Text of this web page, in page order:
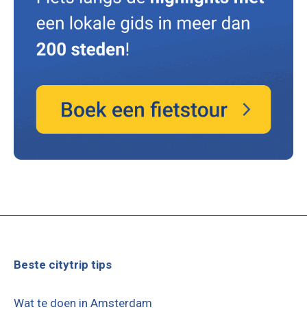
Beste citytrip tips
Wat te doen in Amsterdam